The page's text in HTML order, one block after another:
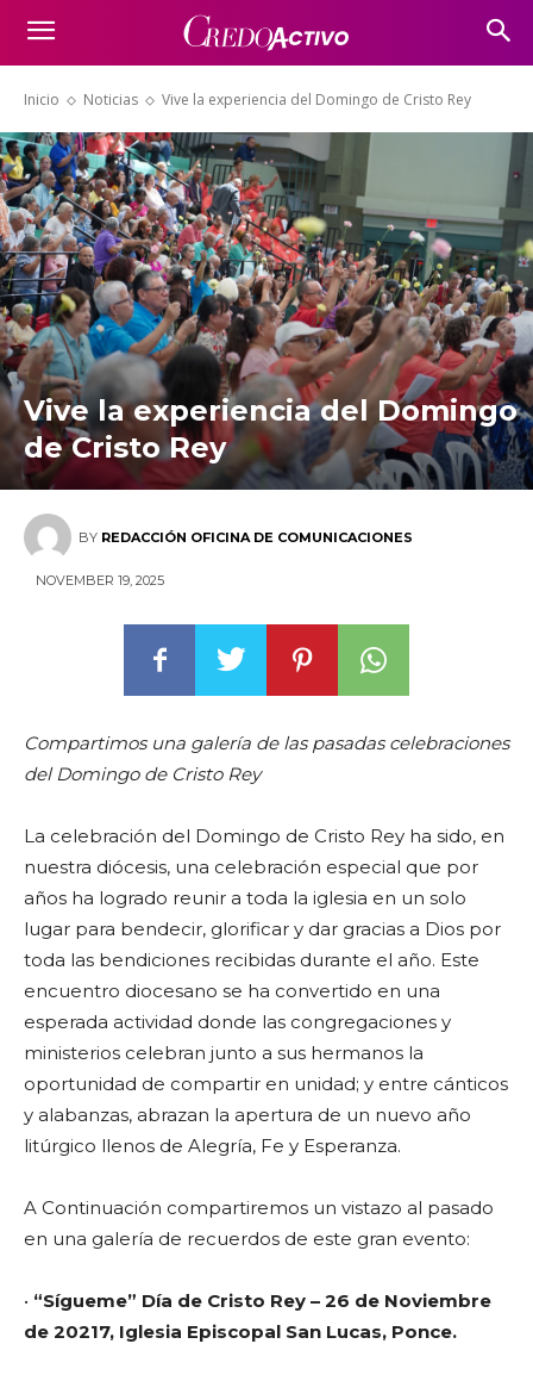
Inicio Noticias Vive la experiencia del Domingo de Cristo Rey
Vive la experiencia del Domingo
de Cristo Rey
BY REDACCIÓN OFICINA DE COMUNICACIONES
NOVEMBER 19, 2025
Compartimos una galería de las pasadas celebraciones
del Domingo de Cristo Rey
La celebración del Domingo de Cristo Rey ha sido, en
nuestra diócesis, una celebración especial que por
años ha logrado reunir a toda la iglesia en un solo
lugar para bendecir, glorificar y dar gracias a Dios por
toda las bendiciones recibidas durante el año. Este
encuentro diocesano se ha convertido en una
esperada actividad donde las congregaciones y
ministerios celebran junto a sus hermanos la
oportunidad de compartir en unidad; y entre cánticos
y alabanzas, abrazan la apertura de un nuevo año
litúrgico llenos de Alegría, Fe y Esperanza.
A Continuación compartiremos un vistazo al pasado
en una galería de recuerdos de este gran evento:
• “Sígueme” Día de Cristo Rey – 26 de Noviembre
de 20217, Iglesia Episcopal San Lucas, Ponce.